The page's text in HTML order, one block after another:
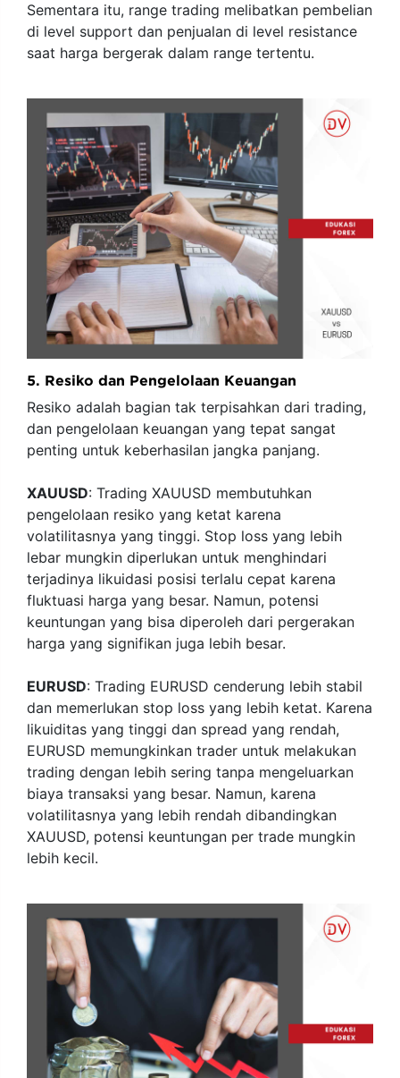
Sementara itu, range trading melibatkan pembelian
di level support dan penjualan di level resistance
saat harga bergerak dalam range tertentu.
5. Resiko dan Pengelolaan Keuangan
Resiko adalah bagian tak terpisahkan dari trading,
dan pengelolaan keuangan yang tepat sangat
penting untuk keberhasilan jangka panjang.
XAUUSD: Trading XAUUSD membutuhkan
pengelolaan resiko yang ketat karena
volatilitasnya yang tinggi. Stop loss yang lebih
lebar mungkin diperlukan untuk menghindari
terjadinya likuidasi posisi terlalu cepat karena
fluktuasi harga yang besar. Namun, potensi
keuntungan yang bisa diperoleh dari pergerakan
harga yang signifikan juga lebih besar.
EURUSD: Trading EURUSD cenderung lebih stabil
dan memerlukan stop loss yang lebih ketat. Karena
likuiditas yang tinggi dan spread yang rendah,
EURUSD memungkinkan trader untuk melakukan
trading dengan lebih sering tanpa mengeluarkan
biaya transaksi yang besar. Namun, karena
volatilitasnya yang lebih rendah dibandingkan
XAUUSD, potensi keuntungan per trade mungkin
lebih kecil.